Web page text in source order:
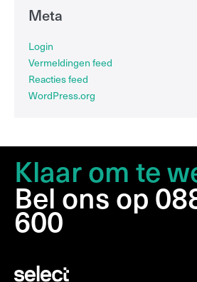
Meta
Login
Vermeldingen feed
Reacties feed
WordPress.org
Klaar om te
Bel ons op
600